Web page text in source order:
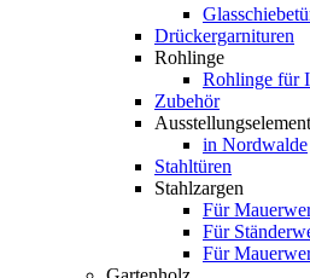
Drückergarnituren
Rohlinge
Rohlinge für
Zubehör
in Nordwalde
Stahltüren
Stahlzargen
Für
Für
Für